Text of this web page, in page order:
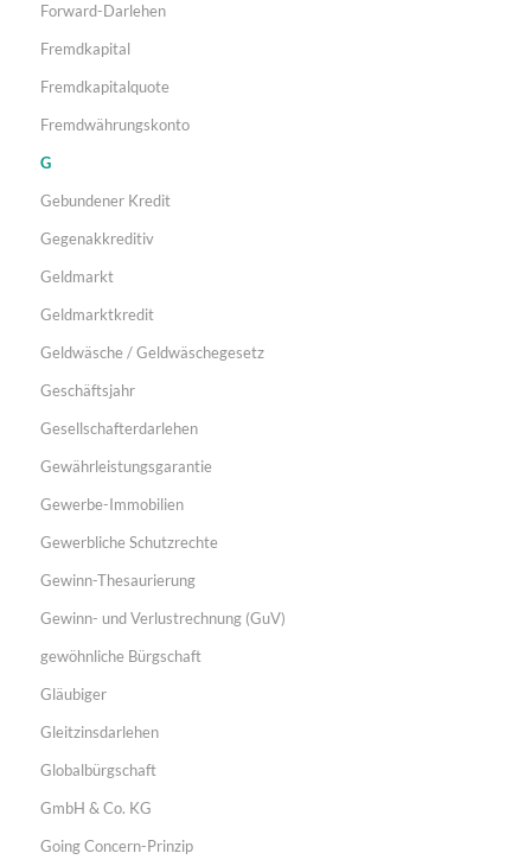
Forward-Darlehen
Fremdkapital
Fremdkapitalquote
Fremdwährungskonto
G
Gebundener Kredit
Gegenakkreditiv
Geldmarkt
Geldmarktkredit
Geldwäsche / Geldwäschegesetz
Geschäftsjahr
Gesellschafterdarlehen
Gewährleistungsgarantie
Gewerbe-Immobilien
Gewerbliche Schutzrechte
Gewinn-Thesaurierung
Gewinn- und Verlustrechnung (GuV)
gewöhnliche Bürgschaft
Gläubiger
Gleitzinsdarlehen
Globalbürgschaft
GmbH & Co. KG
Going Concern-Prinzip